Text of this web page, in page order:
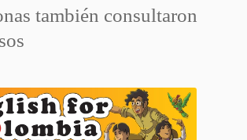
también consultaron